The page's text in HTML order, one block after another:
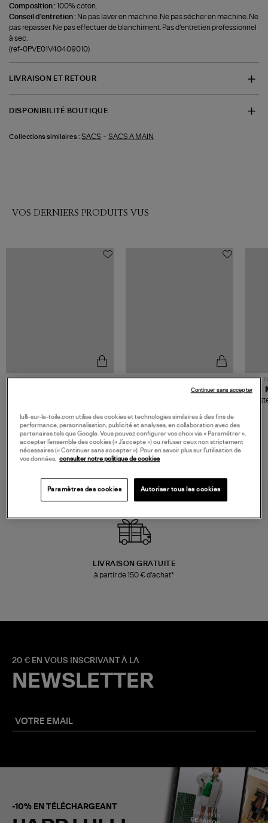
Composition :100% coton.
Conseil d'entretien : Ne pas laver en machine. Ne pas sécher en machine. Ne
pas repasser. Ne pas effectuer de blanchiment. Pas d’entretien professionnel
à sec.
(ref-0PVE01V40409010)
LIVRAISON ET RETOUR
DISPONIBILITÉ BOUTIQUE
Collections similaires : SACS -SACS A MAIN
VOS DERNIERS PRODUITS VUS
NOUVELLE COLLECTION
TORAL
LIVRAISON GRATUITE
à partir de 150 € d'achat*
20 € EN VOUS INSCRIVANT À LA
NEWSLETTER
-10% EN TÉLÉCHARGEANT
lulli-sur-la-toile.com utilise des cookies et technologies similaires à des fins de
performance, personnalisation, publicité et analyses, en collaboration avec des
partenaires tels que Google. Vous pouvez configurer vos choix via « Paramétrer »,
accepter l’ensemble des cookies (« J’accepte ») ou refuser ceux non strictement
nécessaires (« Continuer sans accepter »). Pour en savoir plus sur l’utilisation de
vos données, consulter notre politique de cookies
Paramètres des cookies Autoriser tous les cookies
Continuer sans accepter